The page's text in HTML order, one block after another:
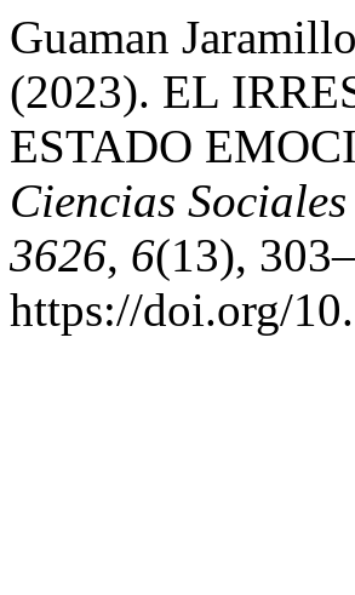
Guaman
(2023). EL
ESTADO
Ciencias
3626, 6(13),
https://doi.org/